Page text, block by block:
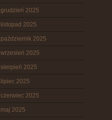
grudzień 2025
listopad 2025
październik 2025
wrzesień 2025
sierpień 2025
lipiec 2025
czerwiec 2025
maj 2025